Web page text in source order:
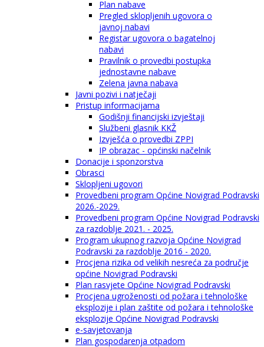
Plan nabave
Pregled sklopljenih ugovora o
javnoj nabavi
Registar ugovora o bagatelnoj
nabavi
Pravilnik o provedbi postupka
jednostavne nabave
Zelena javna nabava
Javni pozivi i natječaji
Pristup informacijama
Godišnji financijski izvještaji
Službeni glasnik KKŽ
Izvješća o provedbi ZPPI
IP obrazac - općinski načelnik
Donacije i sponzorstva
Obrasci
Sklopljeni ugovori
Provedbeni program Općine Novigrad Podravski
2026.-2029.
Provedbeni program Općine Novigrad Podravski
za razdoblje 2021. - 2025.
Program ukupnog razvoja Općine Novigrad
Podravski za razdoblje 2016 - 2020.
Procjena rizika od velikih nesreća za područje
općine Novigrad Podravski
Plan rasvjete Općine Novigrad Podravski
Procjena ugroženosti od požara i tehnološke
eksplozije i plan zaštite od požara i tehnološke
eksplozije Općine Novigrad Podravski
e-savjetovanja
Plan gospodarenja otpadom